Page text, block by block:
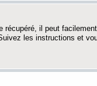
récupéré, il peut
les instructions et